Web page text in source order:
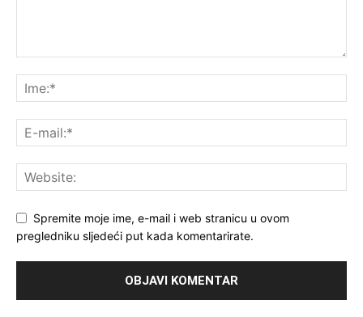
Spremite moje ime, e-mail i web stranicu u ovom
pregledniku sljedeći put kada komentarirate.